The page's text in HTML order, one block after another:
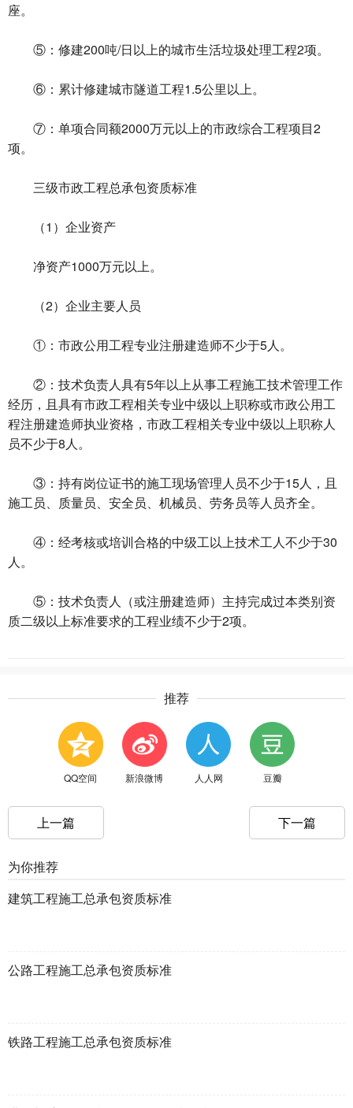
座。
⑤：修建200吨/日以上的城市生活垃圾处理工程2项。
⑥：累计修建城市隧道工程1.5公里以上。
⑦：单项合同额2000万元以上的市政综合工程项目2
项。
三级市政工程总承包资质标准
（1）企业资产
净资产1000万元以上。
（2）企业主要人员
①：市政公用工程专业注册建造师不少于5人。
②：技术负责人具有5年以上从事工程施工技术管理工作
经历，且具有市政工程相关专业中级以上职称或市政公用工
程注册建造师执业资格，市政工程相关专业中级以上职称人
员不少于8人。
③：持有岗位证书的施工现场管理人员不少于15人，且
施工员、质量员、安全员、机械员、劳务员等人员齐全。
④：经考核或培训合格的中级工以上技术工人不少于30
人。
⑤：技术负责人（或注册建造师）主持完成过本类别资
质二级以上标准要求的工程业绩不少于2项。
推荐
QQ空间 新浪微博 人人网 豆瓣
上一篇 下一篇
为你推荐
建筑工程施工总承包资质标准
公路工程施工总承包资质标准
铁路工程施工总承包资质标准